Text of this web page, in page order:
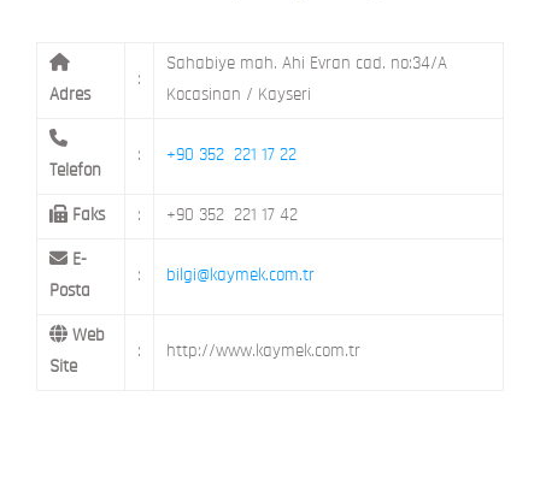
Adres
:
Sahabiye mah. Ahi Evran cad. no:34/A
Kocasinan / Kayseri
Telefon
: +90 352 221 17 22
Faks : +90 352 221 17 42
E-
Posta
: bilgi@kaymek.com.tr
Web
Site
: http://www.kaymek.com.tr